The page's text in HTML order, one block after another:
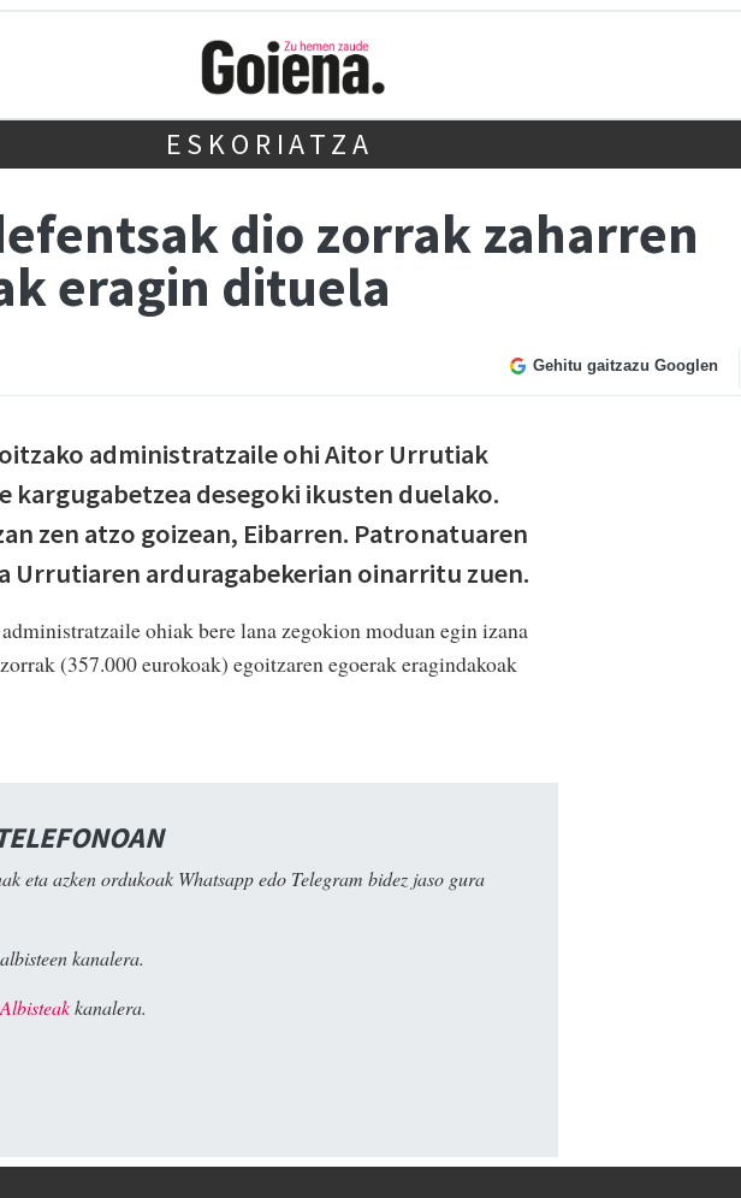
ESKORIATZA
dio zorrak zaharren
eragin dituela
Gehitu gaitzazu Googlen
administratzaile ohi Aitor Urrutiak
kargugabetzea desegoki ikusten duelako.
zen atzo goizean, Eibarren. Patronatuaren
Urrutiaren arduragabekerian oinarritu zuen.
ohiak bere lana zegokion moduan egin izana
(357.000 eurokoak) egoitzaren egoerak eragindakoak
eta azken ordukoak Whatsapp edo Telegram bidez jaso gura
albisteen kanalera.
kanalera.